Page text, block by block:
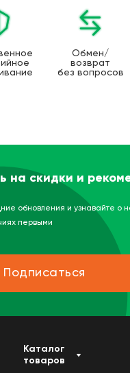
Обмен/
возврат
без вопросов
на скидки и
обновления и узнавайте о
первыми
Подписаться
Каталог
товаров